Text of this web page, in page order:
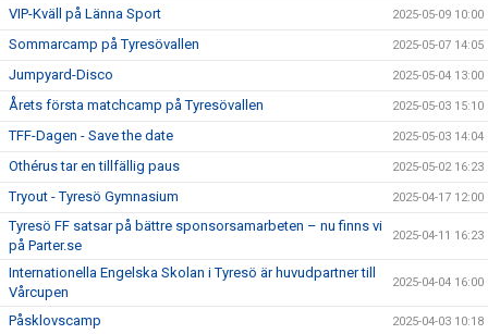
VIP-Kväll på Länna Sport 2025-05-09 10:00
Sommarcamp på Tyresövallen 2025-05-07 14:05
Jumpyard-Disco 2025-05-04 13:00
Årets första matchcamp på Tyresövallen 2025-05-03 15:10
TFF-Dagen - Save the date 2025-05-03 14:04
Othérus tar en tillfällig paus 2025-05-02 16:23
Tryout - Tyresö Gymnasium 2025-04-17 12:00
Tyresö FF satsar på bättre sponsorsamarbeten – nu finns vi
på Parter.se
2025-04-11 16:23
Internationella Engelska Skolan i Tyresö är huvudpartner till
Vårcupen
2025-04-04 16:00
Påsklovscamp 2025-04-03 10:18